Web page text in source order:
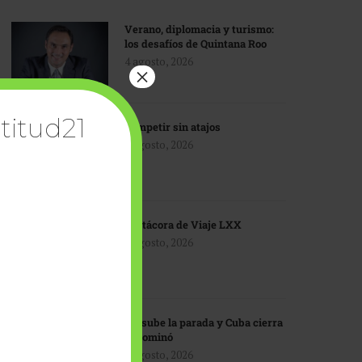
Verano, diplomacia y turismo:
los desafíos de Quintana Roo
4 agosto, 2026
Competir sin atajos
4 agosto, 2026
Bitácora de Viaje LXX
3 agosto, 2026
EU sube la parada y Cuba cierra
el dominó
3 agosto, 2026
×